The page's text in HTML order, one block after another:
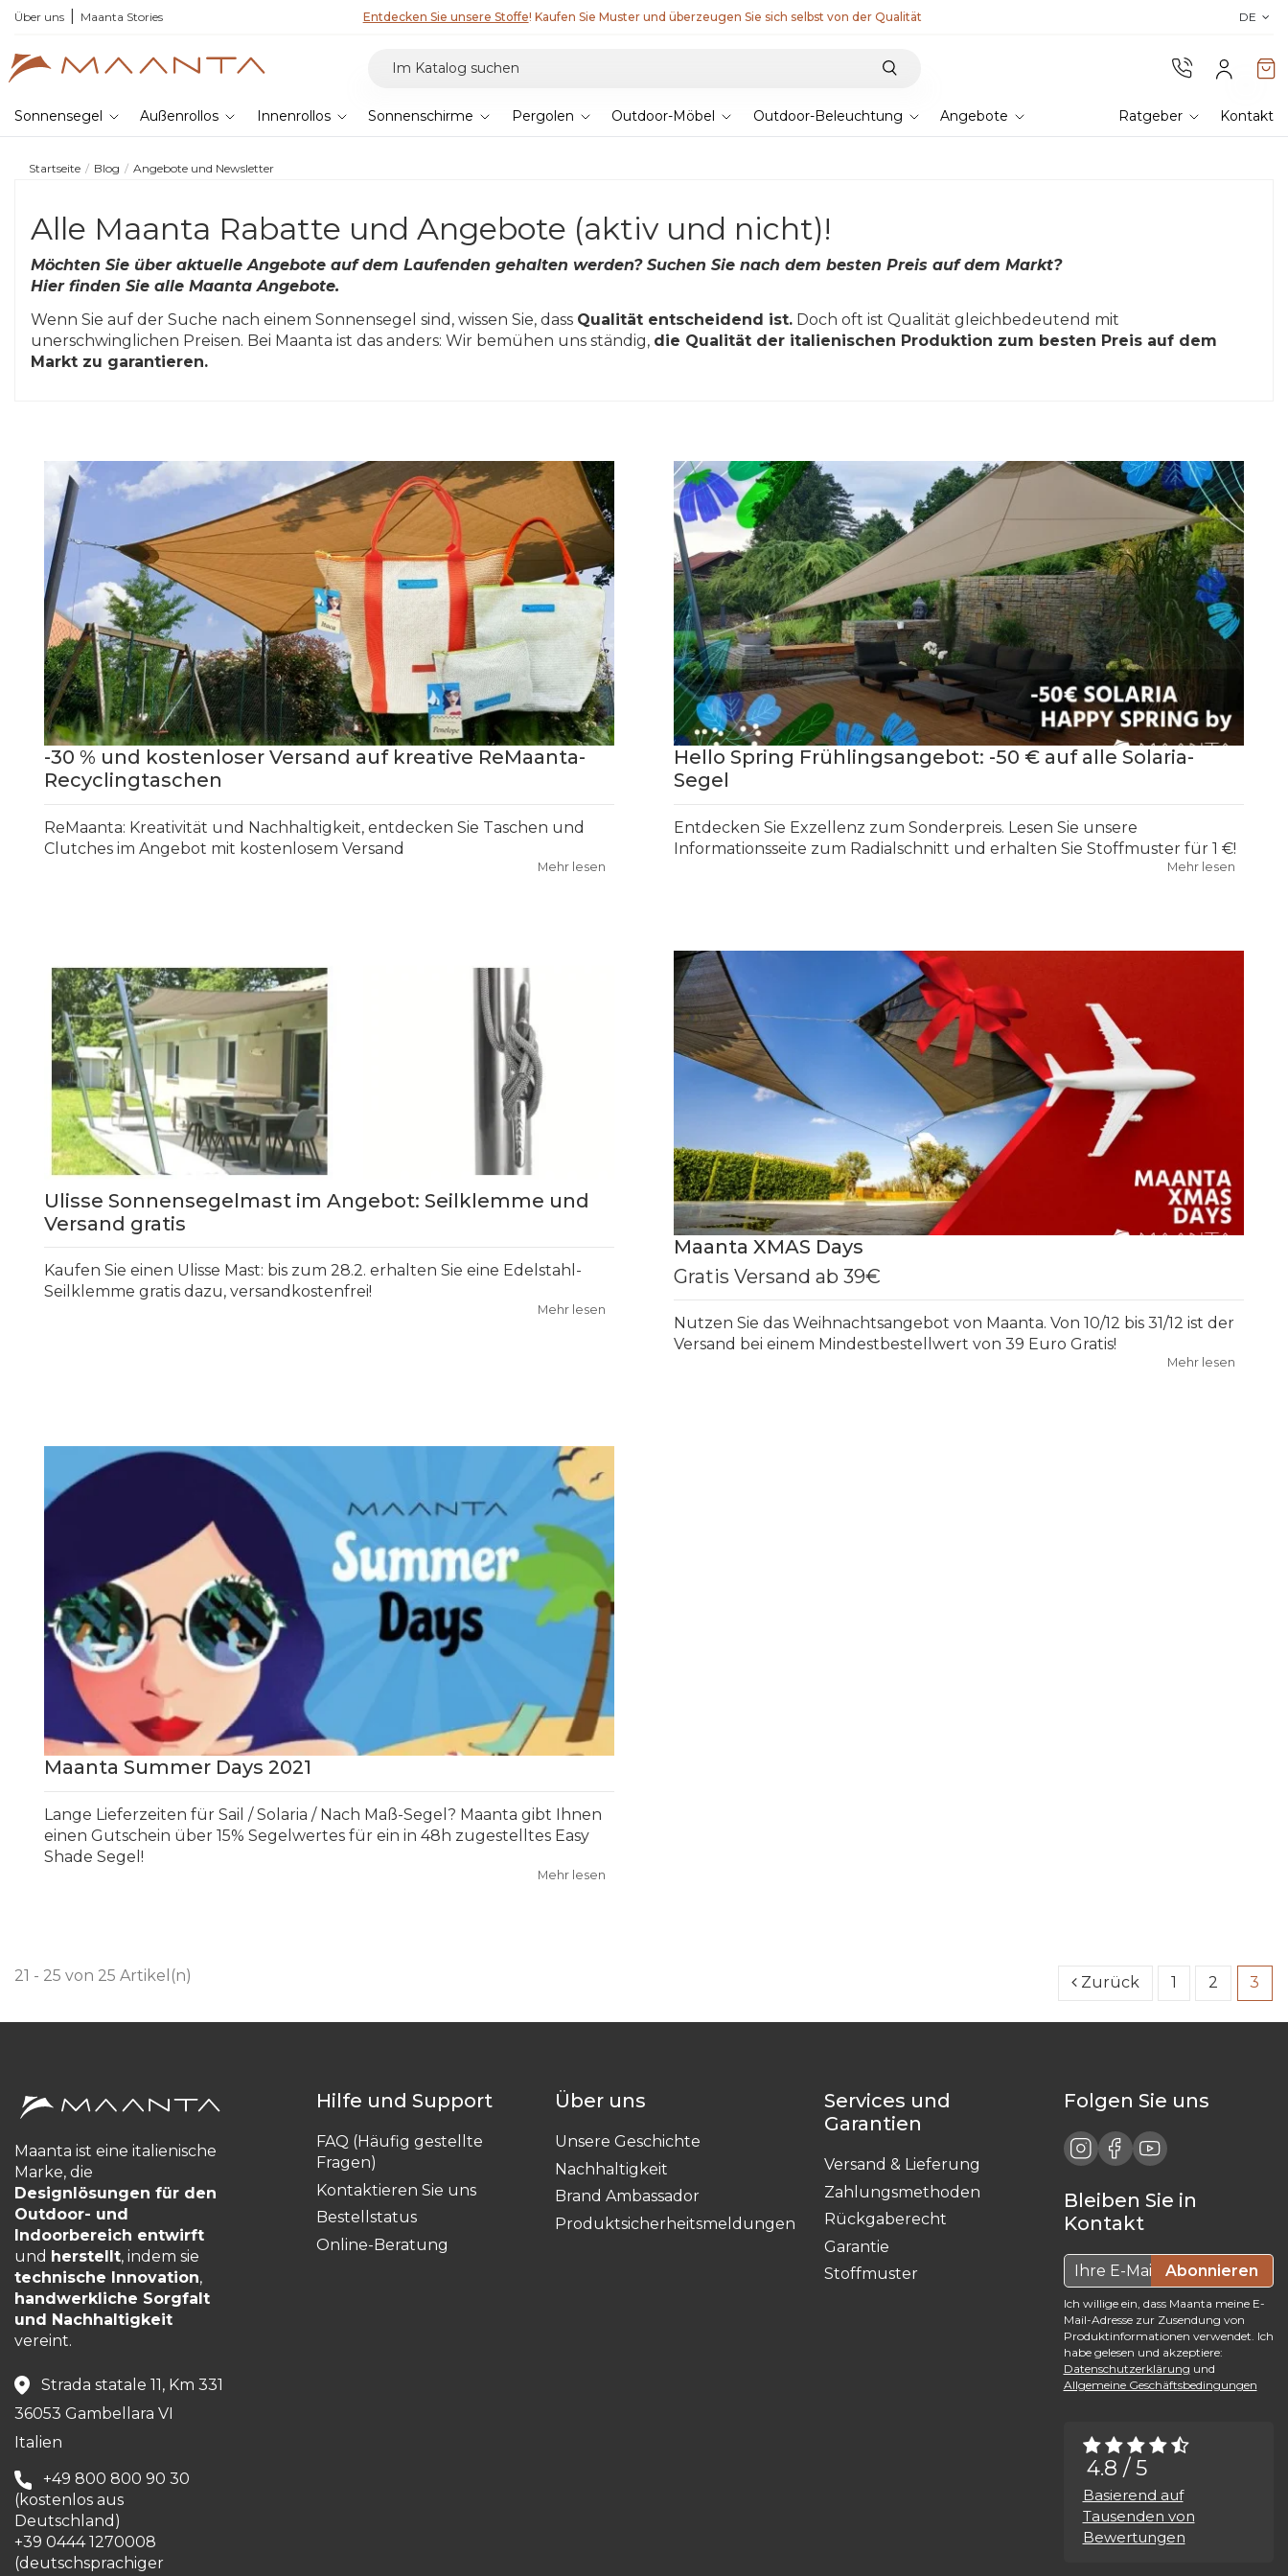
Über uns Maanta Stories
entdecken & 5% sparen Entdecken Sie unsere Stoffe! Kaufen Sie Muster und überzeugen Sie sich selbst von der Qualität die neue
DE
Sonnensegel Außenrollos Innenrollos Sonnenschirme Pergolen Outdoor-Möbel Outdoor-Beleuchtung Angebote Ratgeber Kontakt
Startseite Blog Angebote und Newsletter
Alle Maanta Rabatte und Angebote (aktiv und nicht)!
Möchten Sie über aktuelle Angebote auf dem Laufenden gehalten werden? Suchen Sie nach dem besten Preis auf dem Markt?
Hier finden Sie alle Maanta Angebote.
Wenn Sie auf der Suche nach einem Sonnensegel sind, wissen Sie, dass Qualität entscheidend ist. Doch oft ist Qualität gleichbedeutend mit
unerschwinglichen Preisen. Bei Maanta ist das anders: Wir bemühen uns ständig, die Qualität der italienischen Produktion zum besten Preis auf dem
Markt zu garantieren.
-30 % und kostenloser Versand auf kreative ReMaanta-
Recyclingtaschen
ReMaanta: Kreativität und Nachhaltigkeit, entdecken Sie Taschen und
Clutches im Angebot mit kostenlosem Versand
Mehr lesen
Hello Spring Frühlingsangebot: -50 € auf alle Solaria-
Segel
Entdecken Sie Exzellenz zum Sonderpreis. Lesen Sie unsere
Informationsseite zum Radialschnitt und erhalten Sie Stoffmuster für 1 €!
Mehr lesen
Ulisse Sonnensegelmast im Angebot: Seilklemme und
Versand gratis
Kaufen Sie einen Ulisse Mast: bis zum 28.2. erhalten Sie eine Edelstahl-
Seilklemme gratis dazu, versandkostenfrei!
Mehr lesen
Maanta XMAS Days
Gratis Versand ab 39€
Nutzen Sie das Weihnachtsangebot von Maanta. Von 10/12 bis 31/12 ist der
Versand bei einem Mindestbestellwert von 39 Euro Gratis!
Mehr lesen
Maanta Summer Days 2021
Lange Lieferzeiten für Sail / Solaria / Nach Maß-Segel? Maanta gibt Ihnen
einen Gutschein über 15% Segelwertes für ein in 48h zugestelltes Easy
Shade Segel!
Mehr lesen
21 - 25 von 25 Artikel(n) Zurück 1 2 3
Maanta ist eine italienische
Marke, die
Designlösungen für den
Outdoor- und
Indoorbereich entwirft
und herstellt, indem sie
technische Innovation,
handwerkliche Sorgfalt
und Nachhaltigkeit
vereint.
Strada statale 11, Km 331
36053 Gambellara VI
Italien
+49 800 800 90 30
(kostenlos aus
Deutschland)
+39 0444 1270008
(deutschsprachiger
Hilfe und Support
FAQ (Häufig gestellte
Fragen)
Kontaktieren Sie uns
Bestellstatus
Online-Beratung
Über uns
Unsere Geschichte
Nachhaltigkeit
Brand Ambassador
Produktsicherheitsmeldungen
Services und
Garantien
Versand & Lieferung
Zahlungsmethoden
Rückgaberecht
Garantie
Stoffmuster
Folgen Sie uns
Bleiben Sie in
Kontakt
Abonnieren
Ich willige ein, dass Maanta meine E-
Mail-Adresse zur Zusendung von
Produktinformationen verwendet. Ich
habe gelesen und akzeptiere:
Datenschutzerklärung und
Allgemeine Geschäftsbedingungen
4.8 / 5
Basierend auf
Tausenden von
Bewertungen